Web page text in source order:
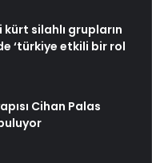
kürt silahlı grupların
‘türkiye etkili bir rol
Cihan Palas